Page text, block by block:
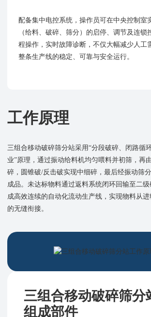
配备集中电控系统，操作员可在中央控制室
（给料、破碎、筛分）的启停、调节及连锁
程操作，实时故障诊断，不仅大幅减少人工
整条生产线的稳定、可靠与安全运行。
工作原理
三组合移动破碎筛分站采用“分段破碎、闭路循
业”原理，通过振动给料机均匀喂料并初筛，再
碎，圆锥破/反击破实现中细碎，最后经振动筛
成品。未达标物料通过返料系统闭环回输至二
成高效连续的自动化流动生产线，实现物料从
的无缝衔接。
三组合移动破碎筛分
组成部件